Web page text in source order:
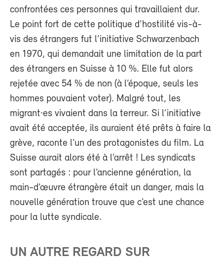
confrontées ces personnes qui travaillaient dur.
Le point fort de cette politique d’hostilité vis-à-
vis des étrangers fut l’initiative Schwarzenbach
en 1970, qui demandait une limitation de la part
des étrangers en Suisse à 10 %. Elle fut alors
rejetée avec 54 % de non (à l’époque, seuls les
hommes pouvaient voter). Malgré tout, les
migrant·es vivaient dans la terreur. Si l’initiative
avait été acceptée, ils auraient été prêts à faire la
grève, raconte l’un des protagonistes du film. La
Suisse aurait alors été à l’arrêt ! Les syndicats
sont partagés : pour l’ancienne génération, la
main-d’œuvre étrangère était un danger, mais la
nouvelle génération trouve que c’est une chance
pour la lutte syndicale.
UN AUTRE REGARD SUR